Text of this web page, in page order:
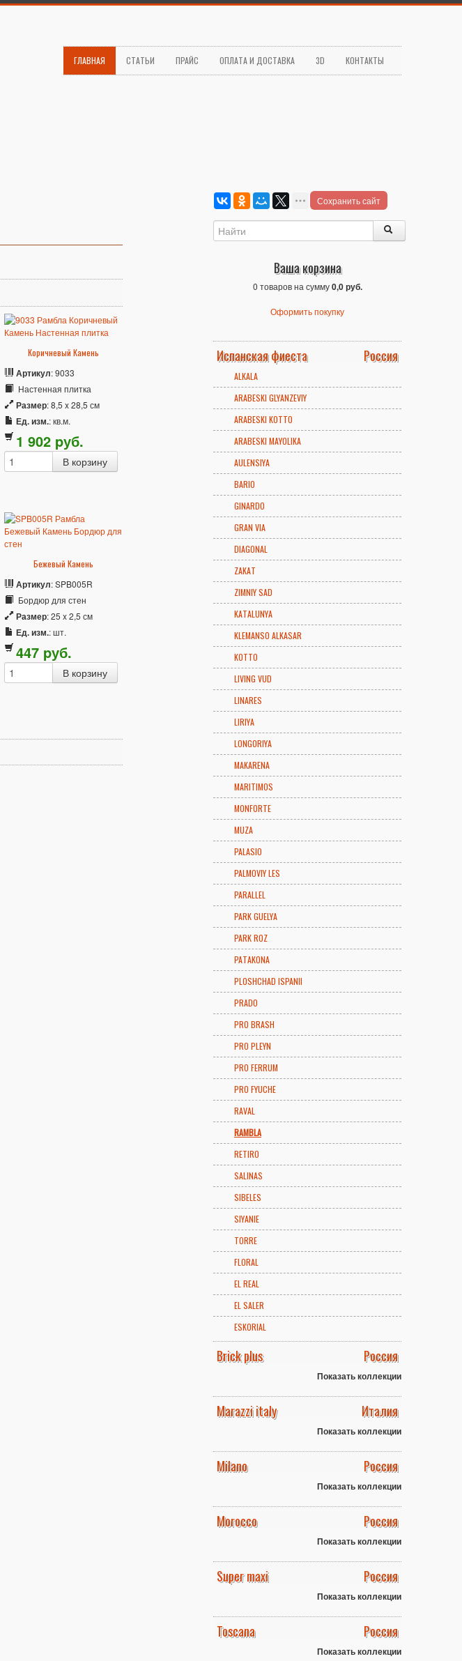
ГЛАВНАЯ СТАТЬИ ПРАЙС ОПЛАТА И ДОСТАВКА 3D КОНТАКТЫ
Коричневый Камень
Артикул: 9033
Настенная плитка
Размер: 8,5 x 28,5 см
Ед. изм.: кв.м.
1 902 pуб.
Бежевый Камень
Артикул: SPB005R
Бордюр для стен
Размер: 25 x 2,5 см
Ед. изм.: шт.
447 pуб.
Сохранить сайт
Ваша корзина
0 товаров на сумму0,0 руб.
Оформить покупку
Испанская фиеста Россия
ALKALA
ARABESKI GLYANZEVIY
ARABESKI KOTTO
ARABESKI MAYOLIKA
AULENSIYA
BARIO
GINARDO
GRAN VIA
DIAGONAL
ZAKAT
ZIMNIY SAD
KATALUNYA
KLEMANSO ALKASAR
KOTTO
LIVING VUD
LINARES
LIRIYA
LONGORIYA
MAKARENA
MARITIMOS
MONFORTE
MUZA
PALASIO
PALMOVIY LES
PARALLEL
PARK GUELYA
PARK ROZ
PATAKONA
PLOSHCHAD ISPANII
PRADO
PRO BRASH
PRO PLEYN
PRO FERRUM
PRO FYUCHE
RAVAL
RAMBLA
RETIRO
SALINAS
SIBELES
SIYANIE
TORRE
FLORAL
EL REAL
EL SALER
ESKORIAL
Brick plus Россия
Показать коллекции
Marazzi italy Италия
Показать коллекции
Milano Россия
Показать коллекции
Morocco Россия
Показать коллекции
Super maxi Россия
Показать коллекции
Toscana Россия
Показать коллекции